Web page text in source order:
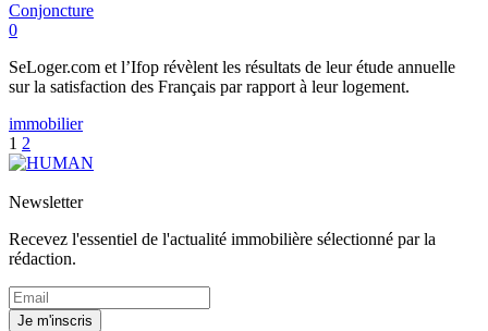
Conjoncture
0
SeLoger.com et l’Ifop révèlent les résultats de leur étude annuelle
sur la satisfaction des Français par rapport à leur logement.
immobilier
1 2
Newsletter
Recevez l'essentiel de l'actualité immobilière sélectionné par la
rédaction.
Je m'inscris